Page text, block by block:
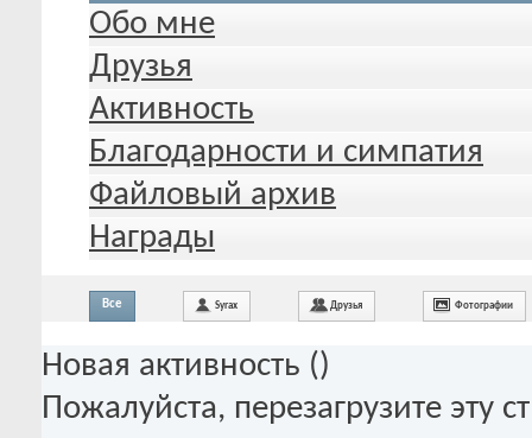
Обо мне
Друзья
Активность
Благодарности и симпатия
Файловый архив
Награды
Все Syrax Друзья Фотографии
Новая активность ()
Пожалуйста, перезагрузите эту